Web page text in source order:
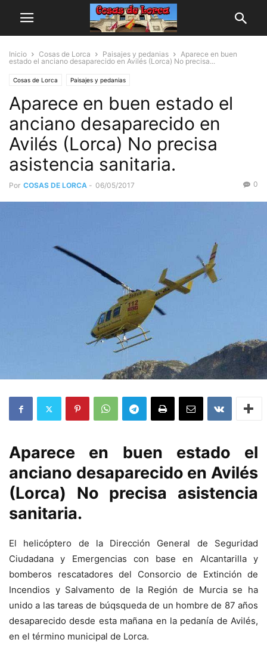
Inicio Cosas de Lorca Paisajes y pedanias
Aparece en buen
estado el anciano desaparecido en Avilés (Lorca) No precisa...
Cosas de Lorca Paisajes y pedanias
Aparece en buen estado el
anciano desaparecido en
Avilés (Lorca) No precisa
asistencia sanitaria.
Por COSAS DE LORCA - 06/05/2017 0
Aparece en buen estado el
anciano desaparecido en Avilés
(Lorca) No precisa asistencia
sanitaria.
El helicóptero de la Dirección General de Seguridad
Ciudadana y Emergencias con base en Alcantarilla y
bomberos rescatadores del Consorcio de Extinción de
Incendios y Salvamento de la Región de Murcia se ha
unido a las tareas de búqsqueda de un hombre de 87 años
desaparecido desde esta mañana en la pedanía de Avilés,
en el término municipal de Lorca.